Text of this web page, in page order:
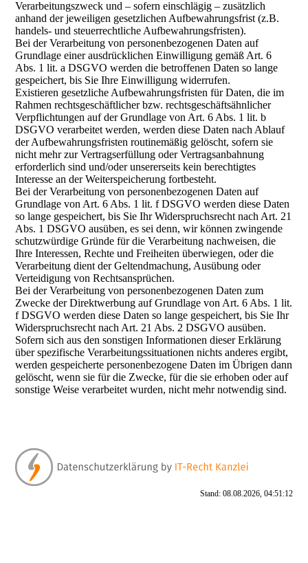
Verarbeitungszweck und – sofern einschlägig – zusätzlich
anhand der jeweiligen gesetzlichen Aufbewahrungsfrist (z.B.
handels- und steuerrechtliche Aufbewahrungsfristen).
Bei der Verarbeitung von personenbezogenen Daten auf
Grundlage einer ausdrücklichen Einwilligung gemäß Art. 6
Abs. 1 lit. a DSGVO werden die betroffenen Daten so lange
gespeichert, bis Sie Ihre Einwilligung widerrufen.
Existieren gesetzliche Aufbewahrungsfristen für Daten, die im
Rahmen rechtsgeschäftlicher bzw. rechtsgeschäftsähnlicher
Verpflichtungen auf der Grundlage von Art. 6 Abs. 1 lit. b
DSGVO verarbeitet werden, werden diese Daten nach Ablauf
der Aufbewahrungsfristen routinemäßig gelöscht, sofern sie
nicht mehr zur Vertragserfüllung oder Vertragsanbahnung
erforderlich sind und/oder unsererseits kein berechtigtes
Interesse an der Weiterspeicherung fortbesteht.
Bei der Verarbeitung von personenbezogenen Daten auf
Grundlage von Art. 6 Abs. 1 lit. f DSGVO werden diese Daten
so lange gespeichert, bis Sie Ihr Widerspruchsrecht nach Art. 21
Abs. 1 DSGVO ausüben, es sei denn, wir können zwingende
schutzwürdige Gründe für die Verarbeitung nachweisen, die
Ihre Interessen, Rechte und Freiheiten überwiegen, oder die
Verarbeitung dient der Geltendmachung, Ausübung oder
Verteidigung von Rechtsansprüchen.
Bei der Verarbeitung von personenbezogenen Daten zum
Zwecke der Direktwerbung auf Grundlage von Art. 6 Abs. 1 lit.
f DSGVO werden diese Daten so lange gespeichert, bis Sie Ihr
Widerspruchsrecht nach Art. 21 Abs. 2 DSGVO ausüben.
Sofern sich aus den sonstigen Informationen dieser Erklärung
über spezifische Verarbeitungssituationen nichts anderes ergibt,
werden gespeicherte personenbezogene Daten im Übrigen dann
gelöscht, wenn sie für die Zwecke, für die sie erhoben oder auf
sonstige Weise verarbeitet wurden, nicht mehr notwendig sind.
Stand: 08.08.2026, 04:51:12